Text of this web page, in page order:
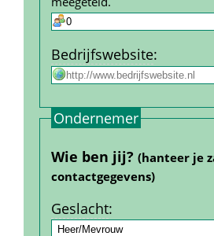
Bedrijfs­website:
Ondernemer
Wie ben jij? (hanteer je
contact­gegevens)
Geslacht: